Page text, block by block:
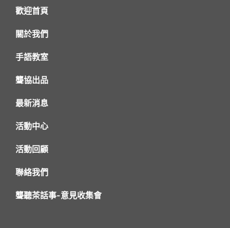
歡迎首頁
關於我們
手語教室
聾協出品
最新消息
活動中心
活動回顧
聯絡我們
聾聽茶話事-意見收集會